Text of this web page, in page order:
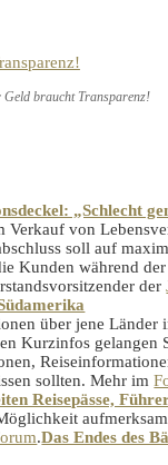
Geld braucht Transparenz!
„Schlecht
von
soll auf
Kunden während
der
über jene Länder
Kurzinfos gelangen
sollten. Mehr im
Reisepässe,
.Das Endes des